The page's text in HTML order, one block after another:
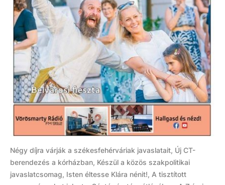
Négy díjra várják a székesfehérváriak javaslatait, Új CT-
berendezés a kórházban, Készül a közös szakpolitikai
javaslatcsomag, Isten éltesse Klára nénit!, A tisztított